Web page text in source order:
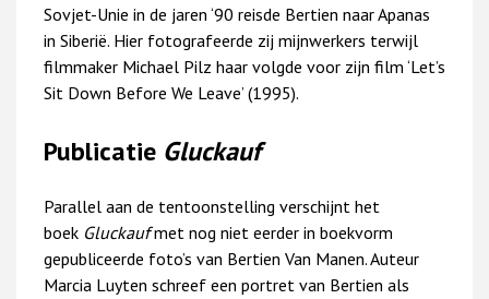
Sovjet-Unie in de jaren ‘90 reisde Bertien naar Apanas
in Siberië. Hier fotografeerde zij mijnwerkers terwijl
filmmaker Michael Pilz haar volgde voor zijn film ‘Let’s
Sit Down Before We Leave’ (1995).
Publicatie Gluckauf
Parallel aan de tentoonstelling verschijnt het
boek Gluckaufmet nog niet eerder in boekvorm
gepubliceerde foto’s van Bertien Van Manen. Auteur
Marcia Luyten schreef een portret van Bertien als